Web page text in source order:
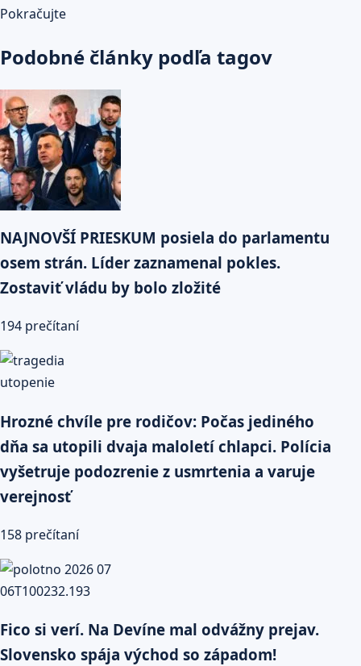
Pokračujte
Podobné články podľa tagov
NAJNOVŠÍ PRIESKUM posiela do parlamentu
osem strán. Líder zaznamenal pokles.
Zostaviť vládu by bolo zložité
194 prečítaní
Hrozné chvíle pre rodičov: Počas jediného
dňa sa utopili dvaja maloletí chlapci. Polícia
vyšetruje podozrenie z usmrtenia a varuje
verejnosť
158 prečítaní
Fico si verí. Na Devíne mal odvážny prejav.
Slovensko spája východ so západom!